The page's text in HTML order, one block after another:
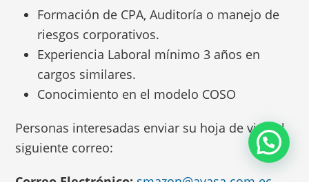
Formación de CPA, Auditoría o manejo de
riesgos corporativos.
Experiencia Laboral mínimo 3 años en
cargos similares.
Conocimiento en el modelo COSO
Personas interesadas enviar su hoja de vida al
siguiente correo: